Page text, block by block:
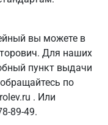
вы можете в
Для наших
пункт выдачи
по
. Или
89-49.